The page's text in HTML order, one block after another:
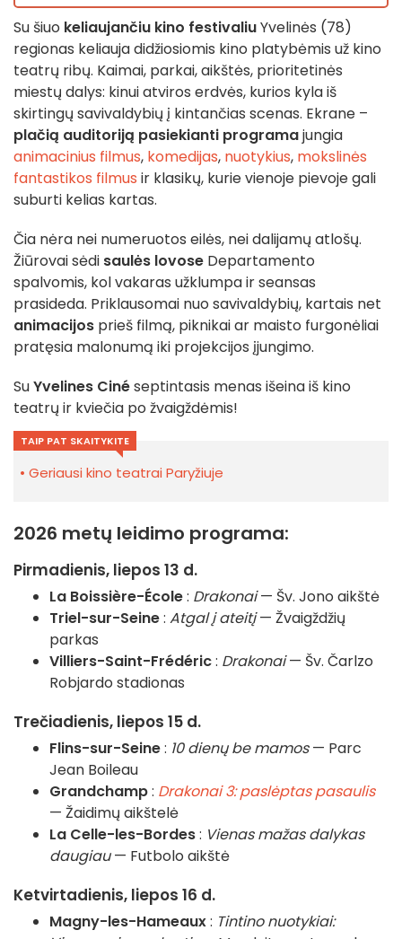
Su šiuo keliaujančiu kino festivaliuYvelinės (78)
regionas keliauja didžiosiomis kino platybėmis už kino
teatrų ribų. Kaimai, parkai, aikštės, prioritetinės
miestų dalys: kinui atviros erdvės, kurios kyla iš
skirtingų savivaldybių į kintančias scenas. Ekrane –
plačią auditoriją pasiekianti programajungia
animacinius filmus, komedijas, nuotykius, mokslinės
fantastikos filmus ir klasikų, kurie vienoje pievoje gali
suburti kelias kartas.
Čia nėra nei numeruotos eilės, nei dalijamų atlošų.
Žiūrovai sėdi saulės lovose Departamento
spalvomis, kol vakaras užklumpa ir seansas
prasideda. Priklausomai nuo savivaldybių, kartais net
animacijos prieš filmą, piknikai ar maisto furgonėliai
pratęsia malonumą iki projekcijos įjungimo.
SuYvelines Cinéseptintasis menas išeina iš kino
teatrų ir kviečia po žvaigždėmis!
TAIP PAT SKAITYKITE
Geriausi kino teatrai Paryžiuje
2026 metų leidimo programa:
Pirmadienis, liepos 13 d.
La Boissière-École: Drakonai— Šv. Jono aikštė
Triel-sur-Seine: Atgal į ateitį— Žvaigždžių
parkas
Villiers-Saint-Frédéric: Drakonai— Šv. Čarlzo
Robjardo stadionas
Trečiadienis, liepos 15 d.
Flins-sur-Seine: 10 dienų be mamos— Parc
Jean Boileau
Grandchamp: Drakonai 3: paslėptas pasaulis
— Žaidimų aikštelė
La Celle-les-Bordes: Vienas mažas dalykas
daugiau— Futbolo aikštė
Ketvirtadienis, liepos 16 d.
Magny-les-Hameaux: Tintino nuotykiai: